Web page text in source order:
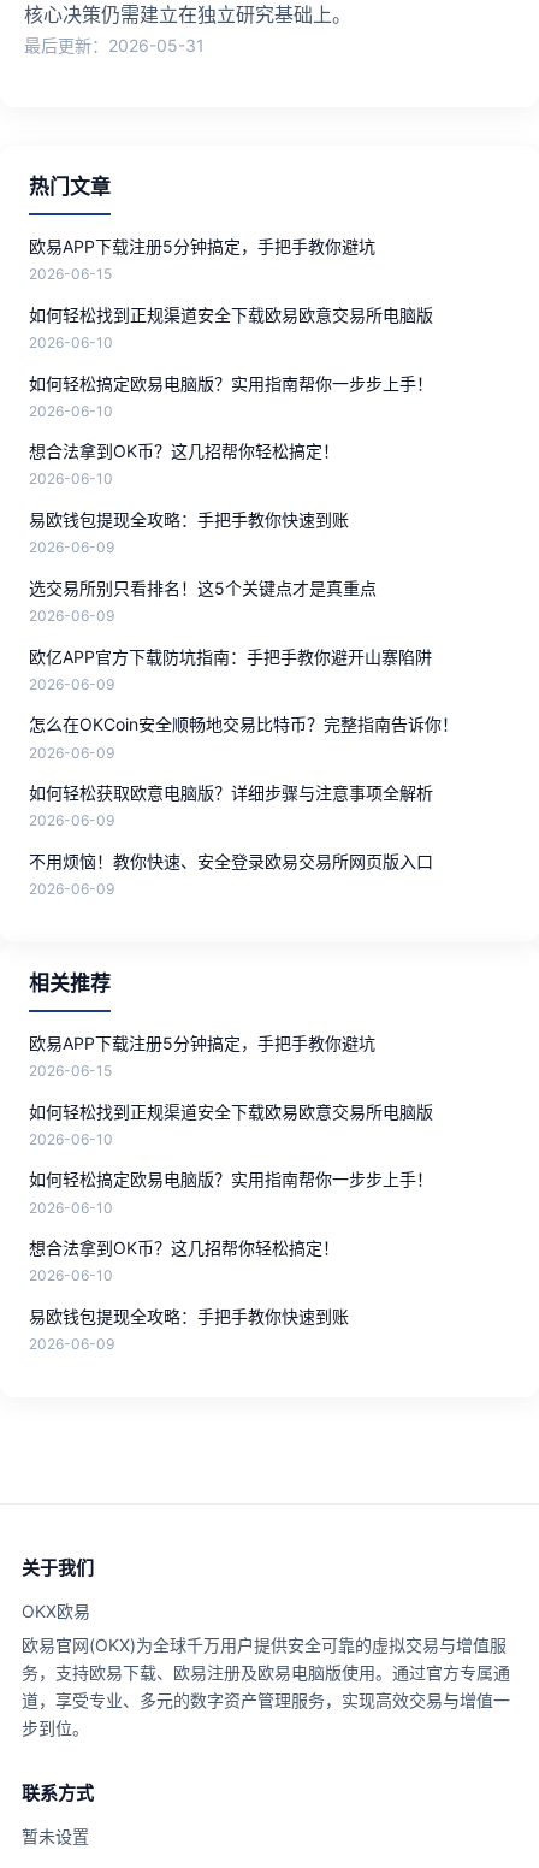
核心决策仍需建立在独立研究基础上。
最后更新：2026-05-31
热门文章
欧易APP下载注册5分钟搞定，手把手教你避坑
2026-06-15
如何轻松找到正规渠道安全下载欧易欧意交易所电脑版
2026-06-10
如何轻松搞定欧易电脑版？实用指南帮你一步步上手！
2026-06-10
想合法拿到OK币？这几招帮你轻松搞定！
2026-06-10
易欧钱包提现全攻略：手把手教你快速到账
2026-06-09
选交易所别只看排名！这5个关键点才是真重点
2026-06-09
欧亿APP官方下载防坑指南：手把手教你避开山寨陷阱
2026-06-09
怎么在OKCoin安全顺畅地交易比特币？完整指南告诉你！
2026-06-09
如何轻松获取欧意电脑版？详细步骤与注意事项全解析
2026-06-09
不用烦恼！教你快速、安全登录欧易交易所网页版入口
2026-06-09
相关推荐
欧易APP下载注册5分钟搞定，手把手教你避坑
2026-06-15
如何轻松找到正规渠道安全下载欧易欧意交易所电脑版
2026-06-10
如何轻松搞定欧易电脑版？实用指南帮你一步步上手！
2026-06-10
想合法拿到OK币？这几招帮你轻松搞定！
2026-06-10
易欧钱包提现全攻略：手把手教你快速到账
2026-06-09
关于我们
OKX欧易
欧易官网(OKX)为全球千万用户提供安全可靠的虚拟交易与增值服
务，支持欧易下载、欧易注册及欧易电脑版使用。通过官方专属通
道，享受专业、多元的数字资产管理服务，实现高效交易与增值一
步到位。
联系方式
暂未设置